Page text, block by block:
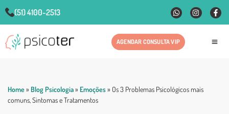
(51) 4100-2513
AGENDAR CONSULTA VIP
Home» Blog Psicologia» Emoções» Os 3 Problemas Psicológicos mais
comuns, Sintomas e Tratamentos